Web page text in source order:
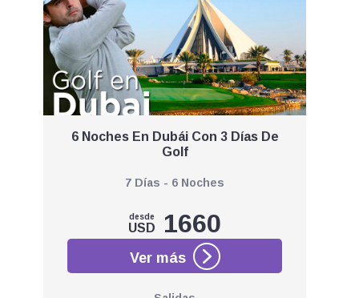
6 Noches En Dubái Con 3 Días De
Golf
7 Días - 6 Noches
desde
USD 1660